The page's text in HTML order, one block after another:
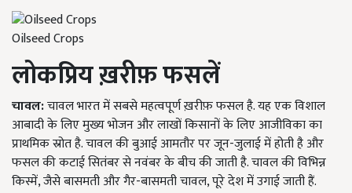
Oilseed Crops
लोकप्रिय ख़रीफ़ फसलें
चावल:चावल भारत में सबसे महत्वपूर्ण ख़रीफ़ फसल है. यह एक विशाल
आबादी के लिए मुख्य भोजन और लाखों किसानों के लिए आजीविका का
प्राथमिक स्रोत है. चावल की बुआई आमतौर पर जून-जुलाई में होती है और
फसल की कटाई सितंबर से नवंबर के बीच की जाती है. चावल की विभिन्न
किस्में, जैसे बासमती और गैर-बासमती चावल, पूरे देश में उगाई जाती हैं.